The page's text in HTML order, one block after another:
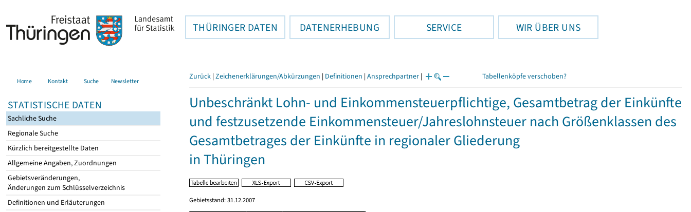
THÜRINGER DATEN DATENERHEBUNG SERVICE WIR ÜBER UNS
Home Kontakt Suche Newsletter
STATISTISCHE DATEN
Sachliche Suche
Regionale Suche
Kürzlich bereitgestellte Daten
Allgemeine Angaben, Zuordnungen
Gebietsveränderungen,
Änderungen zum Schlüsselverzeichnis
Definitionen und Erläuterungen
Zurück | Zeichenerklärungen/Abkürzungen | Definitionen | Ansprechpartner | Tabellenköpfe verschoben?
Unbeschränkt Lohn- und Einkommensteuerpflichtige, Gesamtbetrag der Einkünfte
und festzusetzende Einkommensteuer/Jahreslohnsteuer nach Größenklassen des
Gesamtbetrages der Einkünfte in regionaler Gliederung
in Thüringen
Gebietsstand: 31.12.2007